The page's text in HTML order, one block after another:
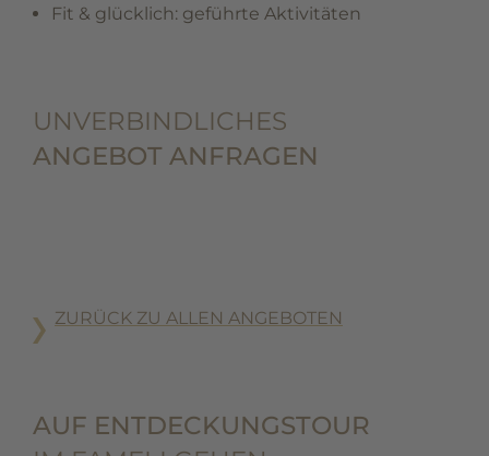
Fit & glücklich: geführte Aktivitäten
UNVERBINDLICHES
ANGEBOT ANFRAGEN
ZURÜCK ZU ALLEN ANGEBOTEN
AUF ENTDECKUNGSTOUR